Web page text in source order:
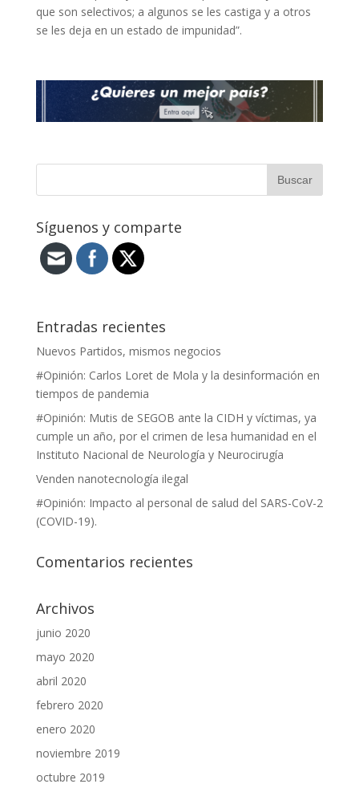
que son selectivos; a algunos se les castiga y a otros
se les deja en un estado de impunidad”.
Síguenos y comparte
Entradas recientes
Nuevos Partidos, mismos negocios
#Opinión: Carlos Loret de Mola y la desinformación en
tiempos de pandemia
#Opinión: Mutis de SEGOB ante la CIDH y víctimas, ya
cumple un año, por el crimen de lesa humanidad en el
Instituto Nacional de Neurología y Neurocirugía
Venden nanotecnología ilegal
#Opinión: Impacto al personal de salud del SARS-CoV-2
(COVID-19).
Comentarios recientes
Archivos
junio 2020
mayo 2020
abril 2020
febrero 2020
enero 2020
noviembre 2019
octubre 2019